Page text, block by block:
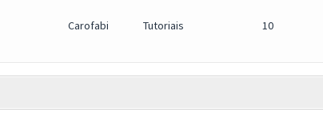
Carofabi Tutoriais 10